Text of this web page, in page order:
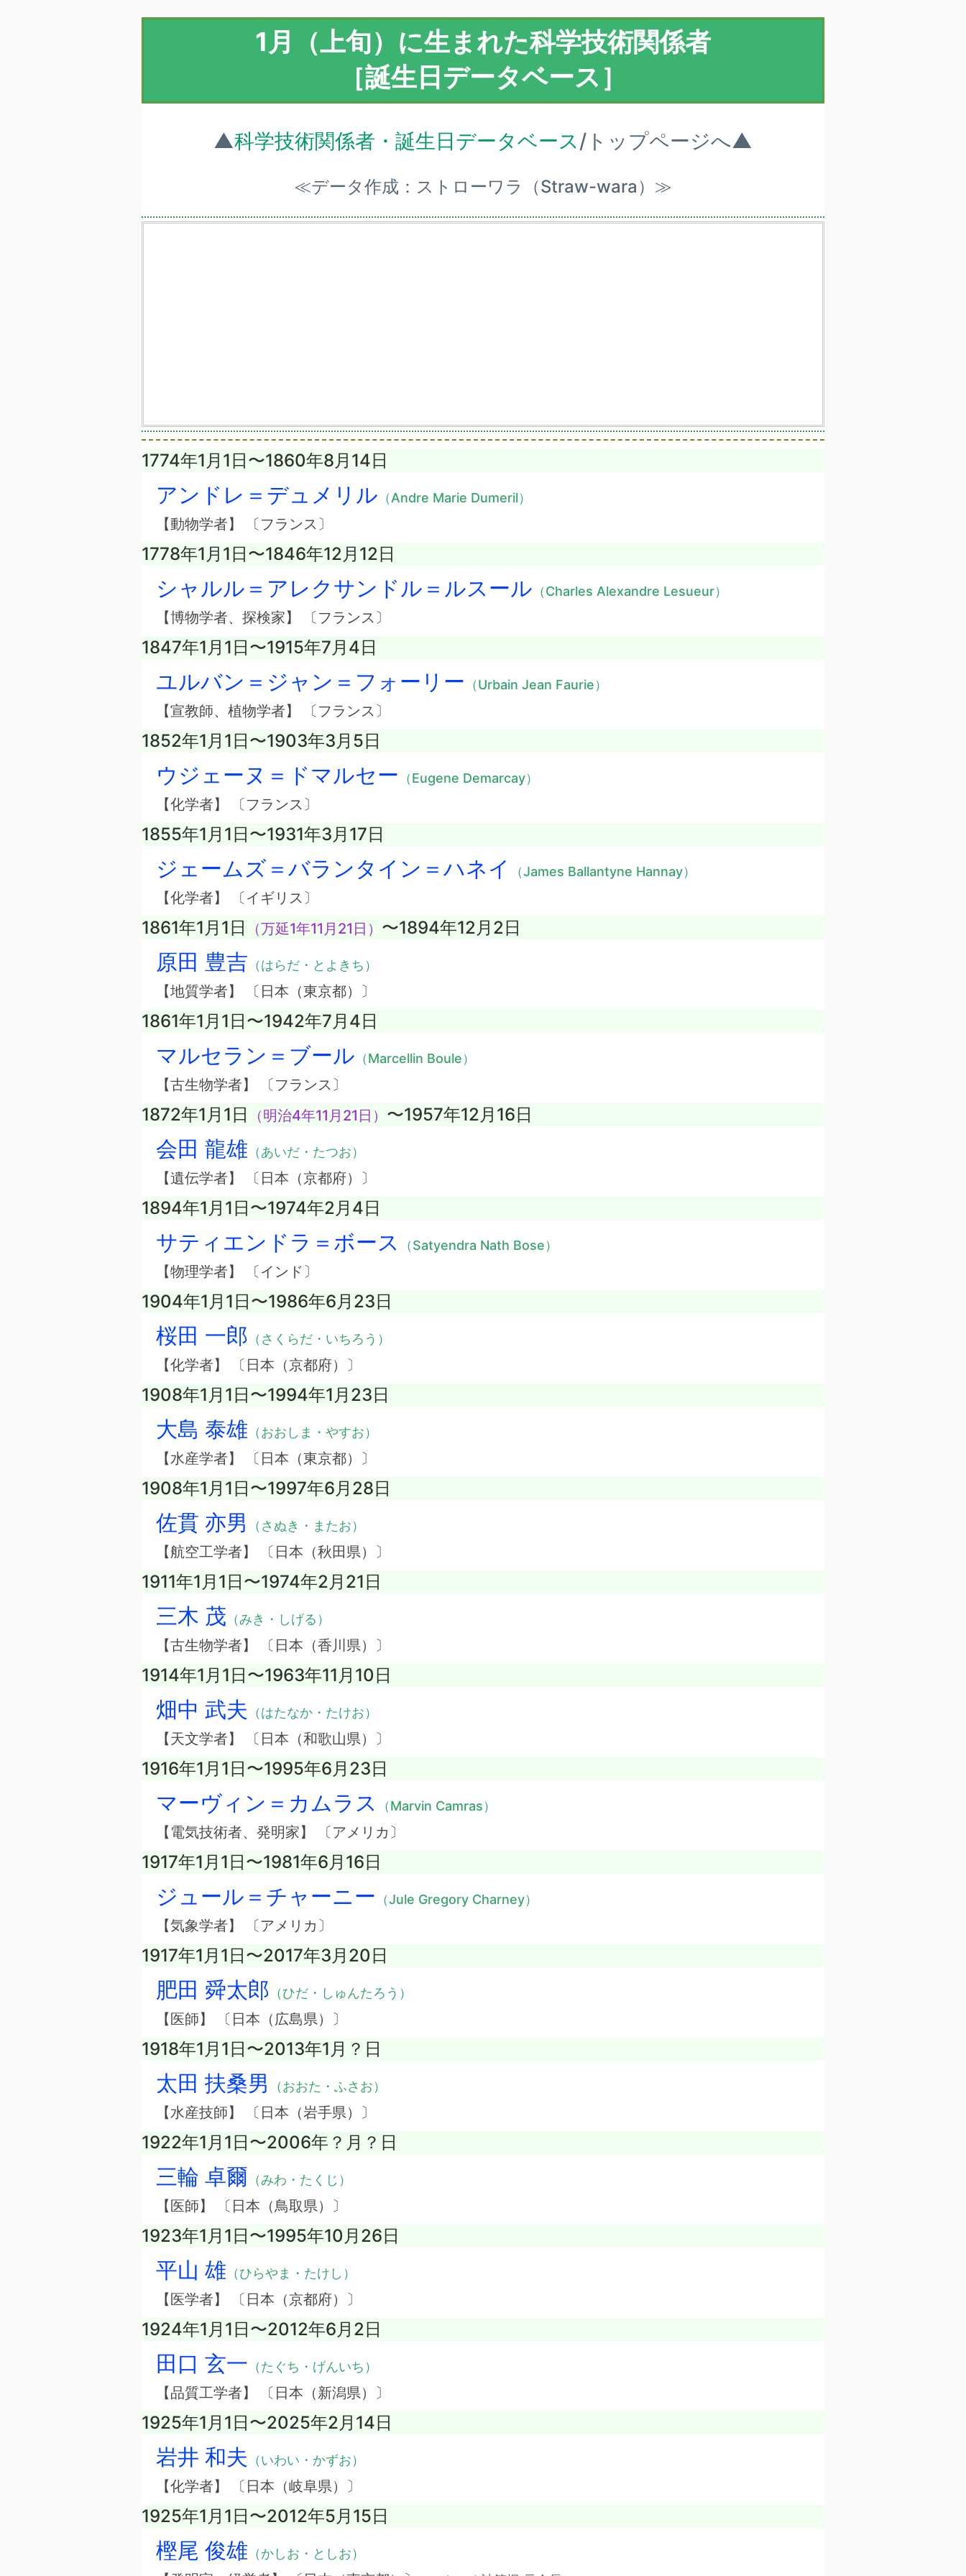
1月（上旬）に生まれた科学技術関係者
［誕生日データベース］
▲科学技術関係者・誕生日データベース/トップページへ▲
≪データ作成：ストローワラ（Straw-wara）≫
1774年1月1日〜1860年8月14日
アンドレ＝デュメリル （Andre Marie Dumeril）
【動物学者】 〔フランス〕
1778年1月1日〜1846年12月12日
シャルル＝アレクサンドル＝ルスール （Charles Alexandre Lesueur）
【博物学者、探検家】 〔フランス〕
1847年1月1日〜1915年7月4日
ユルバン＝ジャン＝フォーリー （Urbain Jean Faurie）
【宣教師、植物学者】 〔フランス〕
1852年1月1日〜1903年3月5日
ウジェーヌ＝ドマルセー （Eugene Demarcay）
【化学者】 〔フランス〕
1855年1月1日〜1931年3月17日
ジェームズ＝バランタイン＝ハネイ （James Ballantyne Hannay）
【化学者】 〔イギリス〕
1861年1月1日 （万延1年11月21日） 〜1894年12月2日
原田 豊吉 （はらだ・とよきち）
【地質学者】 〔日本（東京都）〕
1861年1月1日〜1942年7月4日
マルセラン＝ブール （Marcellin Boule）
【古生物学者】 〔フランス〕
1872年1月1日 （明治4年11月21日） 〜1957年12月16日
会田 龍雄 （あいだ・たつお）
【遺伝学者】 〔日本（京都府）〕
1894年1月1日〜1974年2月4日
サティエンドラ＝ボース （Satyendra Nath Bose）
【物理学者】 〔インド〕
1904年1月1日〜1986年6月23日
桜田 一郎 （さくらだ・いちろう）
【化学者】 〔日本（京都府）〕
1908年1月1日〜1994年1月23日
大島 泰雄 （おおしま・やすお）
【水産学者】 〔日本（東京都）〕
1908年1月1日〜1997年6月28日
佐貫 亦男 （さぬき・またお）
【航空工学者】 〔日本（秋田県）〕
1911年1月1日〜1974年2月21日
三木 茂 （みき・しげる）
【古生物学者】 〔日本（香川県）〕
1914年1月1日〜1963年11月10日
畑中 武夫 （はたなか・たけお）
【天文学者】 〔日本（和歌山県）〕
1916年1月1日〜1995年6月23日
マーヴィン＝カムラス （Marvin Camras）
【電気技術者、発明家】 〔アメリカ〕
1917年1月1日〜1981年6月16日
ジュール＝チャーニー （Jule Gregory Charney）
【気象学者】 〔アメリカ〕
1917年1月1日〜2017年3月20日
肥田 舜太郎 （ひだ・しゅんたろう）
【医師】 〔日本（広島県）〕
1918年1月1日〜2013年1月？日
太田 扶桑男 （おおた・ふさお）
【水産技師】 〔日本（岩手県）〕
1922年1月1日〜2006年？月？日
三輪 卓爾 （みわ・たくじ）
【医師】 〔日本（鳥取県）〕
1923年1月1日〜1995年10月26日
平山 雄 （ひらやま・たけし）
【医学者】 〔日本（京都府）〕
1924年1月1日〜2012年6月2日
田口 玄一 （たぐち・げんいち）
【品質工学者】 〔日本（新潟県）〕
1925年1月1日〜2025年2月14日
岩井 和夫 （いわい・かずお）
【化学者】 〔日本（岐阜県）〕
1925年1月1日〜2012年5月15日
樫尾 俊雄 （かしお・としお）